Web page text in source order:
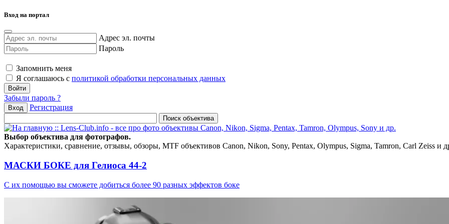
Вход на портал
Адрес эл. почты
Пароль
Запомнить меня
Я соглашаюсь с политикой обработки персональных данных
Забыли пароль ?
Вход Регистрация
Выбор объектива для фотографов.
Характеристики, сравнение, отзывы, обзоры, MTF объективов Canon, Nikon, Sony, Pentax, Olympus, Sigma, Tamron, Carl Zeiss и
МАСКИ БОКЕ для Гелиоса 44-2
С их помощью вы сможете добиться более 90 разных эффектов боке